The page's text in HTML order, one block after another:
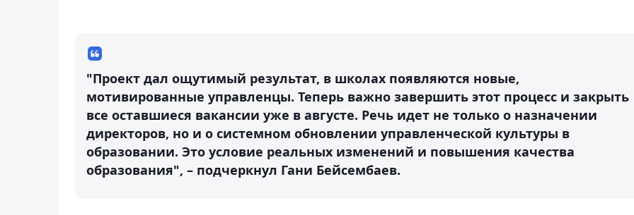
"Проект дал ощутимый результат, в школах появляются новые,
мотивированные управленцы. Теперь важно завершить этот процесс и закрыть
все оставшиеся вакансии уже в августе. Речь идет не только о назначении
директоров, но и о системном обновлении управленческой культуры в
образовании. Это условие реальных изменений и повышения качества
образования", – подчеркнул Гани Бейсембаев.